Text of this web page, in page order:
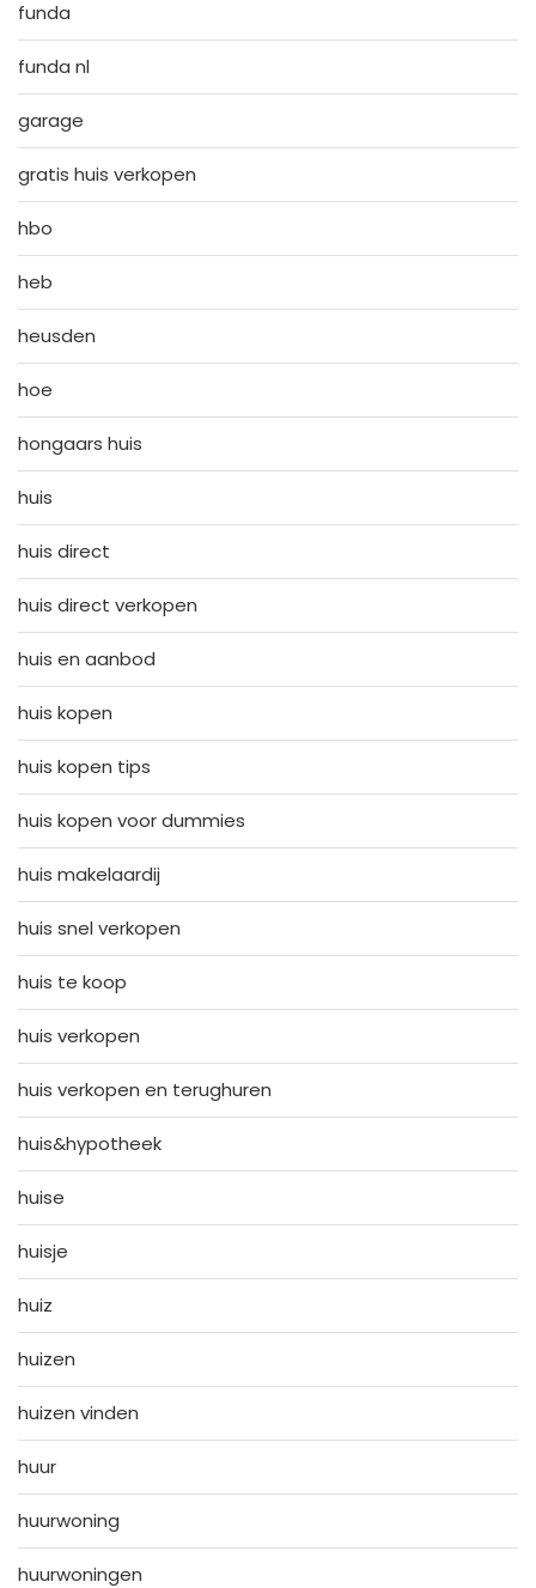
funda
funda nl
garage
gratis huis verkopen
hbo
heb
heusden
hoe
hongaars huis
huis
huis direct
huis direct verkopen
huis en aanbod
huis kopen
huis kopen tips
huis kopen voor dummies
huis makelaardij
huis snel verkopen
huis te koop
huis verkopen
huis verkopen en terughuren
huis&hypotheek
huise
huisje
huiz
huizen
huizen vinden
huur
huurwoning
huurwoningen